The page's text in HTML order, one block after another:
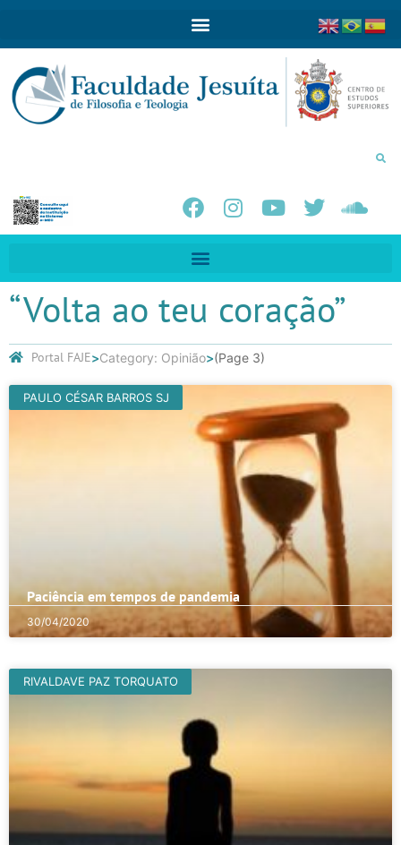
“Volta ao teu coração”
Portal FAJE Category: Opinião (Page 3)
PAULO CÉSAR BARROS SJ
Paciência em tempos de pandemia
30/04/2020
RIVALDAVE PAZ TORQUATO